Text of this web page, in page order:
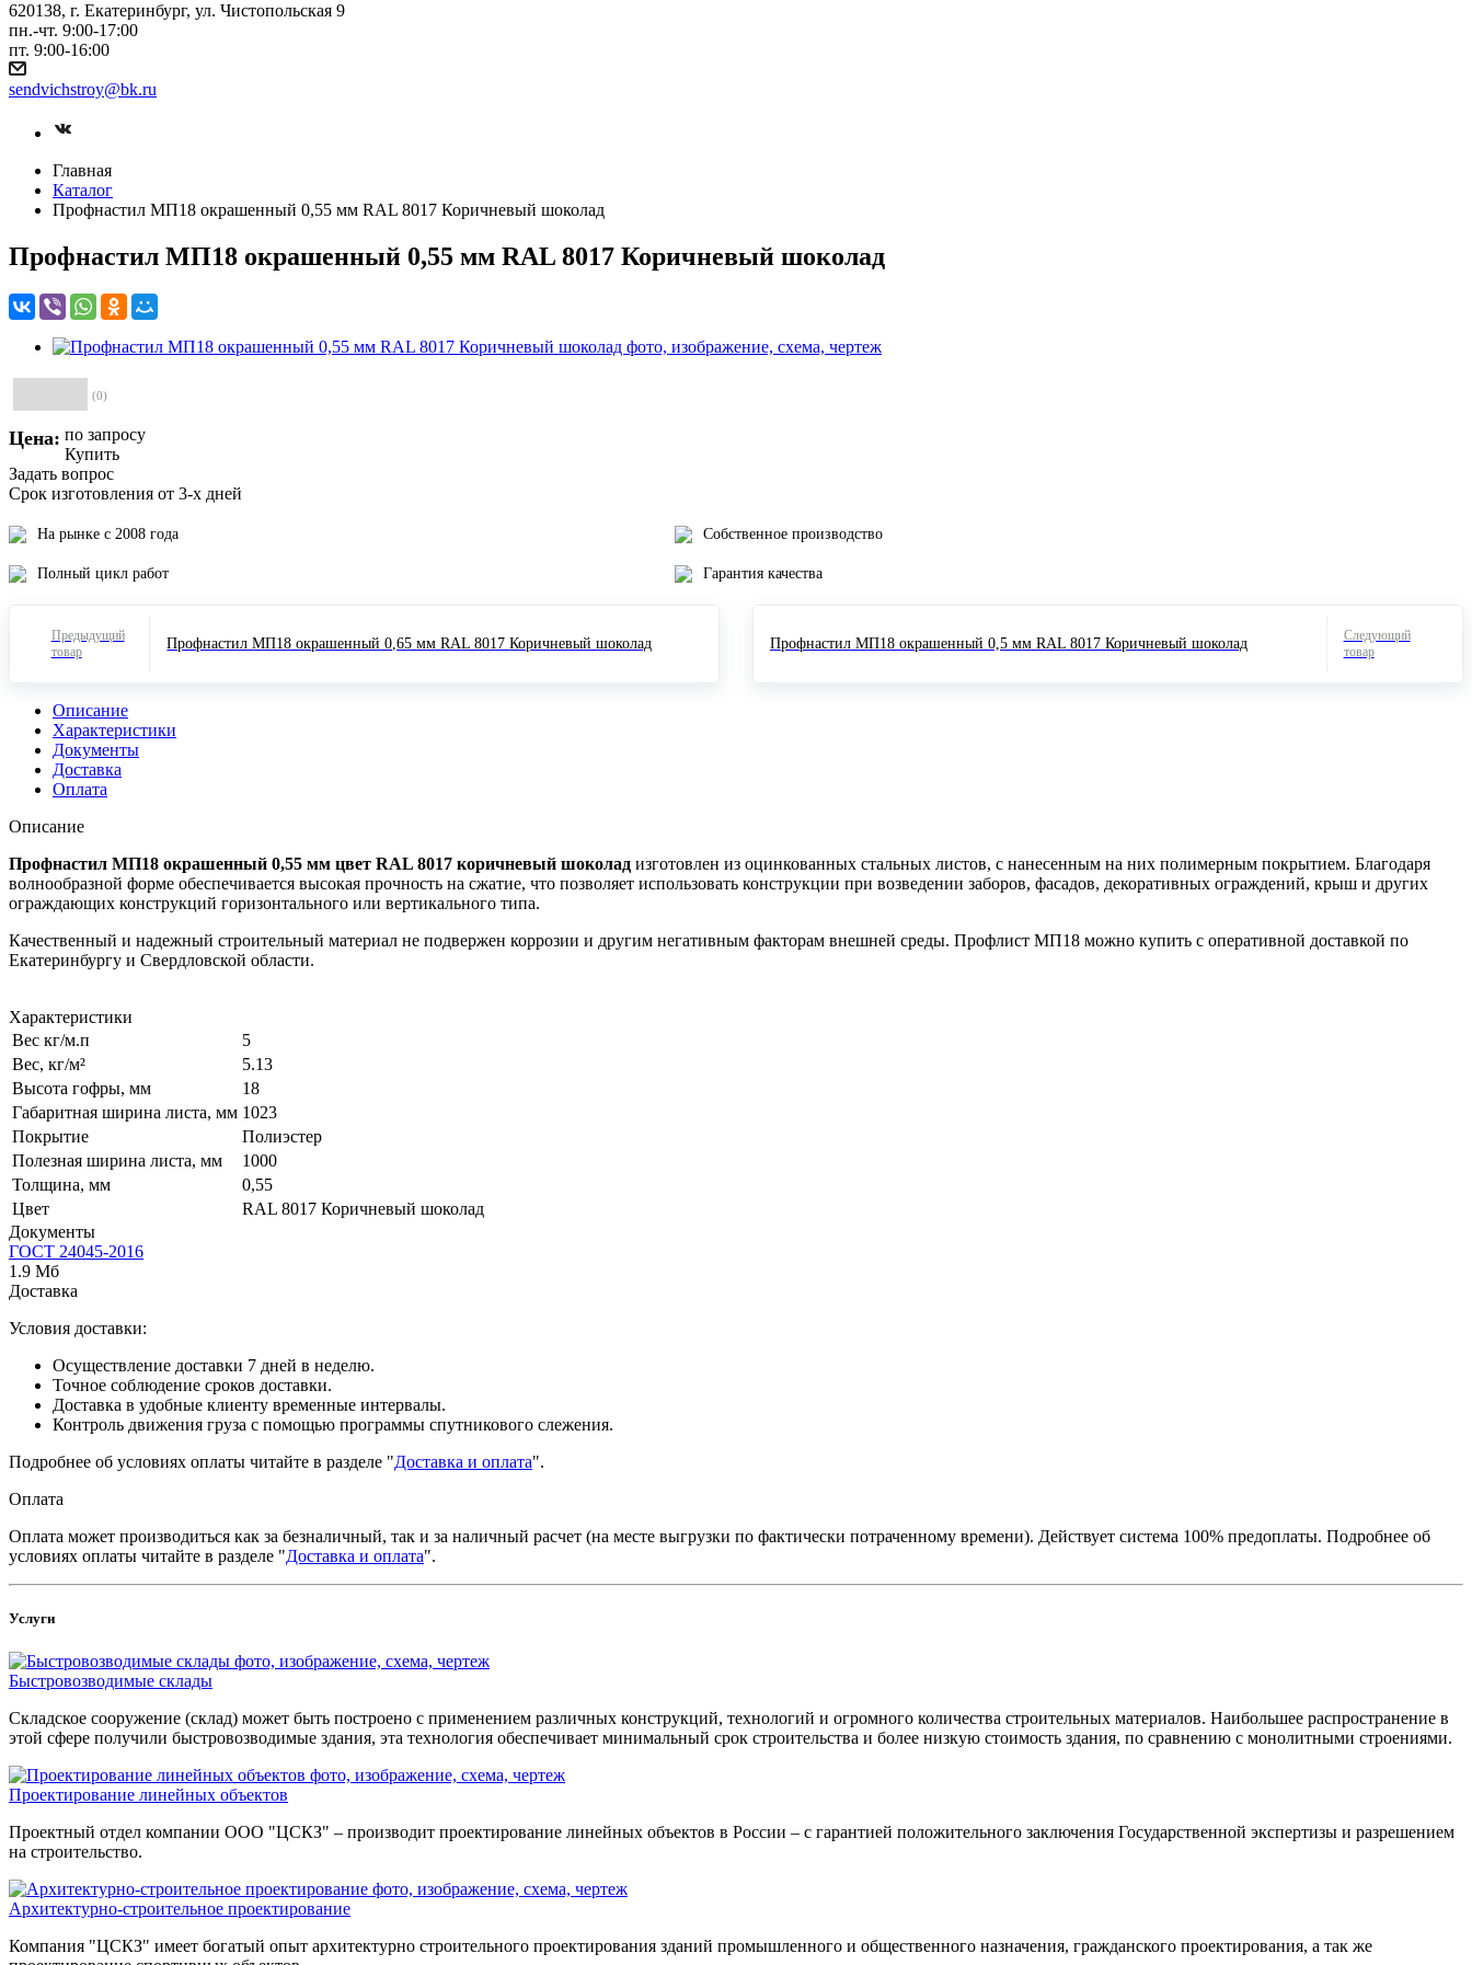
620138, г. Екатеринбург, ул. Чистопольская 9
пн.-чт. 9:00-17:00
пт. 9:00-16:00
sendvichstroy@bk.ru
Главная
Каталог
Профнастил МП18 окрашенный 0,55 мм RAL 8017 Коричневый шоколад
Профнастил МП18 окрашенный 0,55 мм RAL 8017 Коричневый шоколад
(0)
Цена: по запросу
Купить
Задать вопрос
Срок изготовления от 3-х дней
На рынке с 2008 года Собственное производство
Полный цикл работ Гарантия качества
Предыдущий
товар
Профнастил МП18 окрашенный 0,65 мм RAL 8017 Коричневый шоколад Профнастил МП18 окрашенный 0,5 мм RAL 8017 Коричневый шоколад
Следующий
товар
Описание
Характеристики
Документы
Доставка
Оплата
Описание
Профнастил МП18 окрашенный 0,55 мм цвет RAL 8017 коричневый шоколад изготовлен из оцинкованных стальных листов, с нанесенным на них полимерным покрытием. Благодаря
волнообразной форме обеспечивается высокая прочность на сжатие, что позволяет использовать конструкции при возведении заборов, фасадов, декоративных ограждений, крыш и других
ограждающих конструкций горизонтального или вертикального типа.
Качественный и надежный строительный материал не подвержен коррозии и другим негативным факторам внешней среды. Профлист МП18 можно купить с оперативной доставкой по
Екатеринбургу и Свердловской области.
Характеристики
Вес кг/м.п
5
Вес, кг/м²
5.13
Высота гофры, мм
18
Габаритная ширина листа, мм 1023
Покрытие
Полиэстер
Полезная ширина листа, мм
1000
Толщина, мм
0,55
Цвет
RAL 8017 Коричневый шоколад
Документы
ГОСТ 24045-2016
1.9 Мб
Доставка
Условия доставки:
Осуществление доставки 7 дней в неделю.
Точное соблюдение сроков доставки.
Доставка в удобные клиенту временные интервалы.
Контроль движения груза с помощью программы спутникового слежения.
Подробнее об условиях оплаты читайте в разделе "Доставка и оплата".
Оплата
Оплата может производиться как за безналичный, так и за наличный расчет (на месте выгрузки по фактически потраченному времени). Действует система 100% предоплаты. Подробнее об
условиях оплаты читайте в разделе "Доставка и оплата".
Услуги
Быстровозводимые склады
Складское сооружение (склад) может быть построено с применением различных конструкций, технологий и огромного количества строительных материалов. Наибольшее распространение в
этой сфере получили быстровозводимые здания, эта технология обеспечивает минимальный срок строительства и более низкую стоимость здания, по сравнению с монолитными строениями.
Проектирование линейных объектов
Проектный отдел компании ООО "ЦСКЗ" – производит проектирование линейных объектов в России – с гарантией положительного заключения Государственной экспертизы и разрешением
на строительство.
Архитектурно-строительное проектирование
Компания "ЦСКЗ" имеет богатый опыт архитектурно строительного проектирования зданий промышленного и общественного назначения, гражданского проектирования, а так же